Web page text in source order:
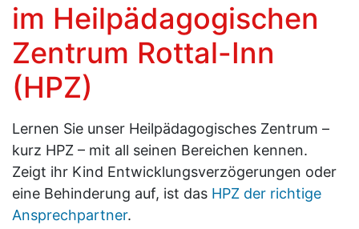
im Heilpädagogischen
Zentrum Rottal-Inn
(HPZ)
Lernen Sie unser Heilpädagogisches Zentrum –
kurz HPZ – mit all seinen Bereichen kennen.
​​​​​​​Zeigt ihr Kind Entwicklungsverzögerungen oder
eine Behinderung auf, ist das HPZ der richtige
Ansprechpartner.